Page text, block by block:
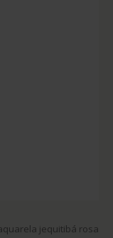
jequitibá rosa